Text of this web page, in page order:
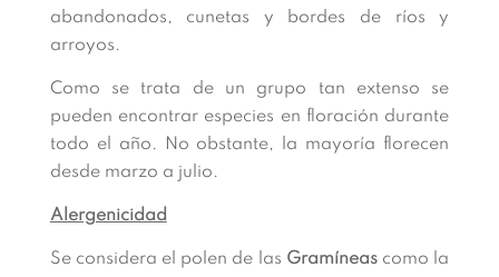
abandonados, cunetas y bordes de ríos y
arroyos.
Como se trata de un grupo tan extenso se
pueden encontrar especies en floración durante
todo el año. No obstante, la mayoría florecen
desde marzo a julio.
Alergenicidad
Se considera el polen de las Gramíneascomo la